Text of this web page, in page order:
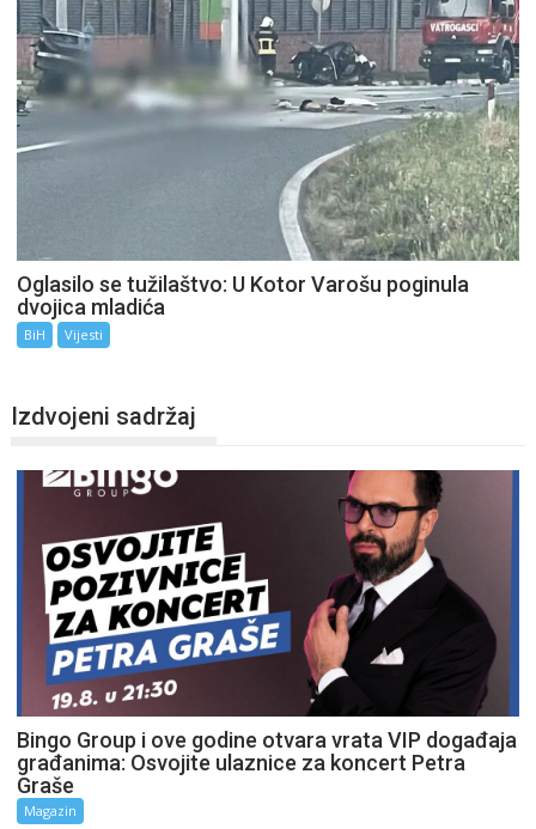
Oglasilo se tužilaštvo: U Kotor Varošu poginula
dvojica mladića
BiH Vijesti
Izdvojeni sadržaj
Bingo Group i ove godine otvara vrata VIP događaja
građanima: Osvojite ulaznice za koncert Petra
Graše
Magazin